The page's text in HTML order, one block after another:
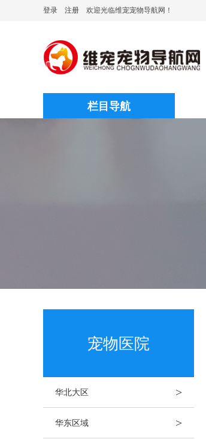
登录 注册 欢迎光临维宠宠物导航网！
栏目导航
宠物医院
华北大区 >
华东区域 >